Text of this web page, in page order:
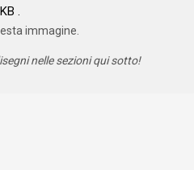
.
immagine.
nelle sezioni qui sotto!